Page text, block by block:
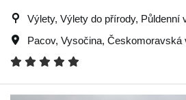
Výlety, Výlety do přírody, Půldenní
Pacov, Vysočina, Českomoravská